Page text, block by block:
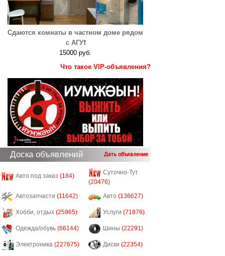
Сдаются комнаты в частном доме рядом
с АГУ❗️
15000 руб.
Что такое VIP-объявления?
Доска объявлений Дать объявление
Авто под заказ (184)
Суточно-Тут
(20476)
Автозапчасти (11642) Авто (136627)
Хобби, отдых (25965) Услуги (71876)
Одежда/обувь (66144) Шины (22291)
Электроника (227675) Диски (22354)